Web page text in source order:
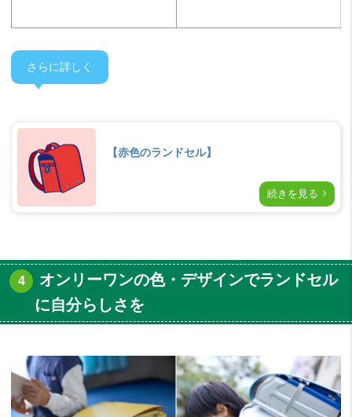
さらに詳しく
【赤色のランドセル】
続きを見る
オンリーワンの色・デザインでランドセル
に自分らしさを